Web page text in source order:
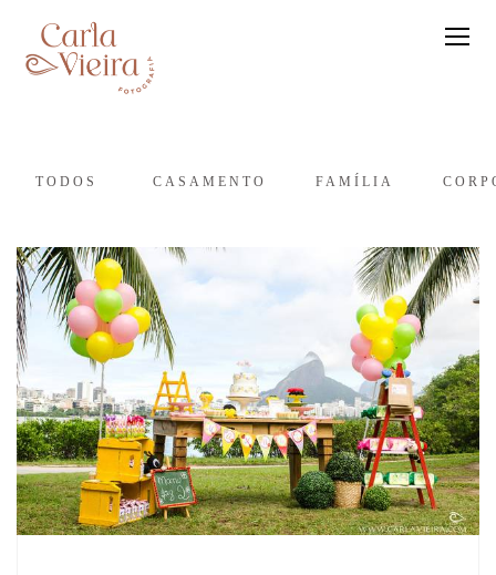
TODOS CASAMENTO FAMÍLIA